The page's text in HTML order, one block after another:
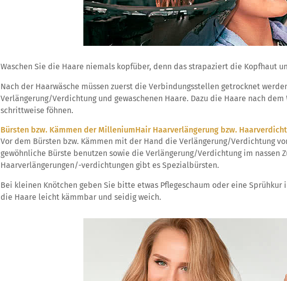
Waschen Sie die Haare niemals kopfüber, denn das strapaziert die Kopfhaut
Nach der Haarwäsche müssen zuerst die Verbindungsstellen getrocknet
Verlängerung/Verdichtung und gewaschenen Haare. Dazu die Haare nach dem
schrittweise föhnen.
Bürsten bzw. Kämmen der MilleniumHair Haarverlängerung bzw.
Vor dem Bürsten bzw. Kämmen mit der Hand die Verlängerung/Verdichtung
gewöhnliche Bürste benutzen sowie die Verlängerung/Verdichtung im nassen
Haarverlängerungen/-verdichtungen gibt es Spezialbürsten.
Bei kleinen Knötchen geben Sie bitte etwas Pflegeschaum oder eine Sprühkur
die Haare leicht kämmbar und seidig weich.